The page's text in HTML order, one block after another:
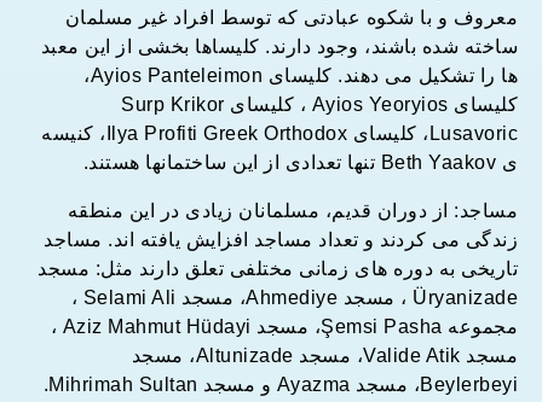
معروف و با شکوه عبادتی که توسط افراد غیر مسلمان
ساخته شده باشند، وجود دارند. کلیساها بخشی از این معبد
ها را تشکیل می دهند. کلیسای Ayios Panteleimon،
کلیسای Ayios Yeoryios ، کلیسای Surp Krikor
Lusavoric، کلیسای Ilya Profiti Greek Orthodox، کنیسه
ی Beth Yaakov تنها تعدادی از این ساختمانها هستند.
مساجد: از دوران قدیم، مسلمانان زیادی در این منطقه
زندگی می کردند و تعداد مساجد افزایش یافته اند. مساجد
تاریخی به دوره های زمانی مختلفی تعلق دارند مثل: مسجد
Üryanizade ، مسجد Ahmediye، مسجد Selami Ali ،
مجموعه Şemsi Pasha، مسجد Aziz Mahmut Hüdayi ،
مسجد Valide Atik، مسجد Altunizade، مسجد
Beylerbeyi، مسجد Ayazma و مسجد Mihrimah Sultan.